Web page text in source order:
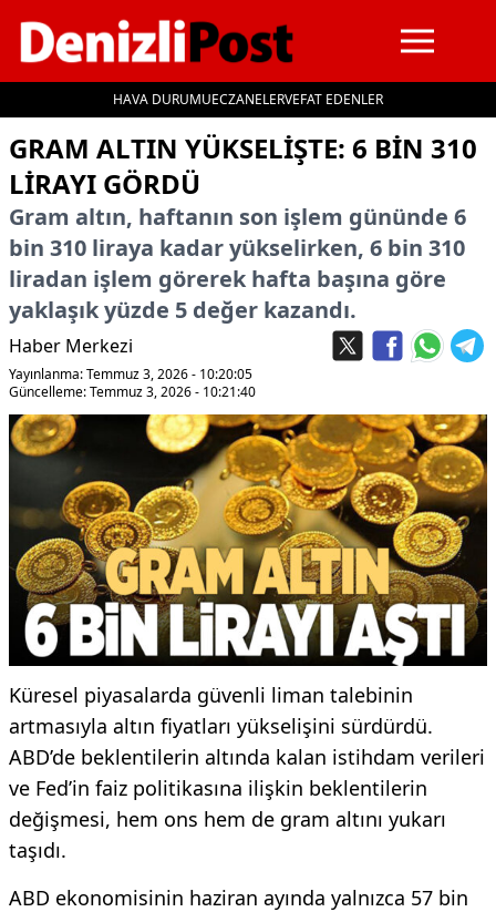
HAVA DURUMUECZANELERVEFAT EDENLER
GRAM ALTIN YÜKSELIŞTE: 6 BIN 310
LIRAYI GÖRDÜ
Gram altın, haftanın son işlem gününde 6
bin 310 liraya kadar yükselirken, 6 bin 310
liradan işlem görerek hafta başına göre
yaklaşık yüzde 5 değer kazandı.
Haber Merkezi
Yayınlanma: Temmuz 3, 2026 - 10:20:05
Güncelleme: Temmuz 3, 2026 - 10:21:40
Küresel piyasalarda güvenli liman talebinin
artmasıyla altın fiyatları yükselişini sürdürdü.
ABD’de beklentilerin altında kalan istihdam verileri
ve Fed’in faiz politikasına ilişkin beklentilerin
değişmesi, hem ons hem de gram altını yukarı
taşıdı.
ABD ekonomisinin haziran ayında yalnızca 57 bin